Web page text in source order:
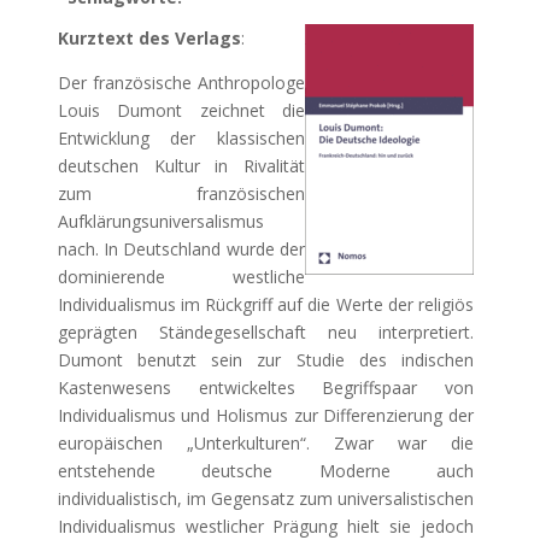
Kurztext des Verlags:
Der französische Anthropologe
Louis Dumont zeichnet die
Entwicklung der klassischen
deutschen Kultur in Rivalität
zum französischen
Aufklärungsuniversalismus
nach. In Deutschland wurde der
dominierende westliche
Individualismus im Rückgriff auf die Werte der religiös
geprägten Ständegesellschaft neu interpretiert.
Dumont benutzt sein zur Studie des indischen
Kastenwesens entwickeltes Begriffspaar von
Individualismus und Holismus zur Differenzierung der
europäischen „Unterkulturen“. Zwar war die
entstehende deutsche Moderne auch
individualistisch, im Gegensatz zum universalistischen
Individualismus westlicher Prägung hielt sie jedoch